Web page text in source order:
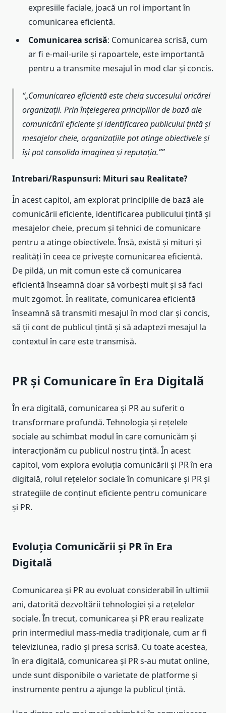
expresiile faciale, joacă un rol important în
comunicarea eficientă.
Comunicarea scrisă: Comunicarea scrisă, cum
ar fi e-mail-urile și rapoartele, este importantă
pentru a transmite mesajul în mod clar și concis.
„Comunicarea eficientă este cheia succesului oricărei
organizații. Prin înțelegerea principiilor de bază ale
comunicării eficiente și identificarea publicului țintă și
mesajelor cheie, organizațiile pot atinge obiectivele și
își pot consolida imaginea și reputația.”
Intrebari/Raspunsuri: Mituri sau Realitate?
În acest capitol, am explorat principiile de bază ale
comunicării eficiente, identificarea publicului țintă și
mesajelor cheie, precum și tehnici de comunicare
pentru a atinge obiectivele. Însă, există și mituri și
realități în ceea ce privește comunicarea eficientă.
De pildă, un mit comun este că comunicarea
eficientă înseamnă doar să vorbești mult și să faci
mult zgomot. În realitate, comunicarea eficientă
înseamnă să transmiti mesajul în mod clar și concis,
să ții cont de publicul țintă și să adaptezi mesajul la
contextul în care este transmisă.
PR și Comunicare în Era Digitală
În era digitală, comunicarea și PR au suferit o
transformare profundă. Tehnologia și rețelele
sociale au schimbat modul în care comunicăm și
interacționăm cu publicul nostru țintă. În acest
capitol, vom explora evoluția comunicării și PR în era
digitală, rolul rețelelor sociale în comunicare și PR și
strategiile de conținut eficiente pentru comunicare
și PR.
Evoluția Comunicării și PR în Era
Digitală
Comunicarea și PR au evoluat considerabil în ultimii
ani, datorită dezvoltării tehnologiei și a rețelelor
sociale. În trecut, comunicarea și PR erau realizate
prin intermediul mass-media tradiționale, cum ar fi
televiziunea, radio și presa scrisă. Cu toate acestea,
în era digitală, comunicarea și PR s-au mutat online,
unde sunt disponibile o varietate de platforme și
instrumente pentru a ajunge la publicul țintă.